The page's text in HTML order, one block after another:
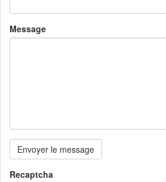
Message
Envoyer le message
Recaptcha